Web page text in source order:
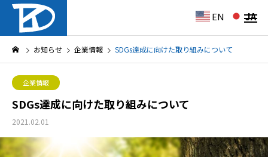
お知らせ 企業情報 SDGs達成に向けた取り組みについて
企業情報
SDGs達成に向けた取り組みについて
2021.02.01
EN JA